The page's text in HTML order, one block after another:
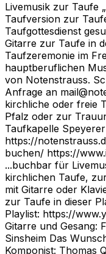
Livemusik zur Taufe
Taufversion zur
Taufgottesdienst
Gitarre zur Taufe in
Taufzeremonie im
hauptberuflichen
von Notenstrauss.
Anfrage an
kirchliche oder freie
Pfalz oder zur
Taufkapelle
https://
buchen/ https://
...buchbar für
kirchlichen Taufe,
mit Gitarre oder
zur Taufe in dieser
Playlist: https://
Gitarre und Gesang:
Sinsheim Das
Komponist: Thomas